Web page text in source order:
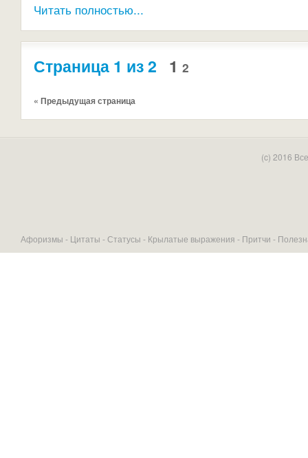
Читать полностью...
Страница 1 из 2 1 2
« Предыдущая страница
(c) 2016
Афоризмы - Цитаты -Статусы - Крылатые выражения - Притчи -